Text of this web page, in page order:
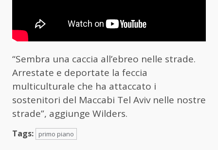
“Sembra una caccia all’ebreo nelle strade.
Arrestate e deportate la feccia
multiculturale che ha attaccato i
sostenitori del Maccabi Tel Aviv nelle nostre
strade”, aggiunge Wilders.
Tags: primo piano